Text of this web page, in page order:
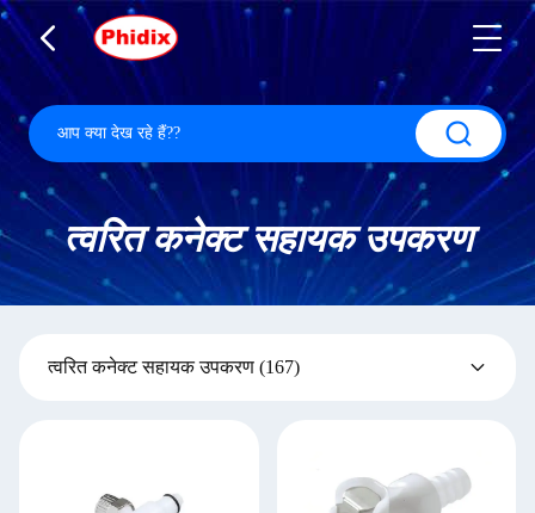
त्वरित कनेक्ट सहायक उपकरण
त्वरित कनेक्ट सहायक उपकरण (167)